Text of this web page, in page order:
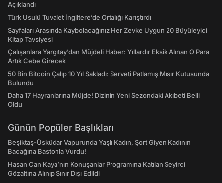
Açıklandı
Türk Usulü Tuvalet İngiltere’de Ortalığı Karıştırdı
Sayfaları Arasında Kaybolacağınız Her Zevke Uygun 20 Büyüleyici
Kitap Tavsiyesi
Çalışanlara Yargıtay’dan Müjdeli Haber: Yıllardır Eksik Alınan O Para
Artık Cebe Girecek
50 Bin Bitcoin Çalıp 10 Yıl Sakladı: Serveti Patlamış Mısır Kutusunda
Bulundu
Daha 17 Hayranlarına Müjde! Dizinin Yeni Sezondaki Akıbeti Belli
Oldu
Günün Popüler Başlıkları
Beşiktaş-Üsküdar Vapurunda Yaşlı Kadın, Şort Giyen Kadının
Bacağına Bastonla Vurdu!
Hasan Can Kaya’nın Konuşanlar Programına Katılan Seyirci
Gözaltına Alınıp Sınır Dışı Edildi